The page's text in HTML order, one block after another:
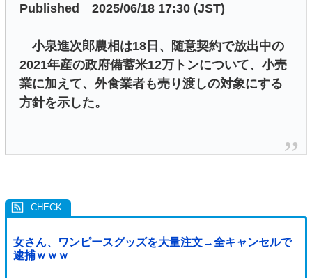
Published 2025/06/18 17:30 (JST)
小泉進次郎農相は18日、随意契約で放出中の
2021年産の政府備蓄米12万トンについて、小売
業に加えて、外食業者も売り渡しの対象にする
方針を示した。
女さん、ワンピースグッズを大量注文→全キャンセルで
逮捕ｗｗｗ